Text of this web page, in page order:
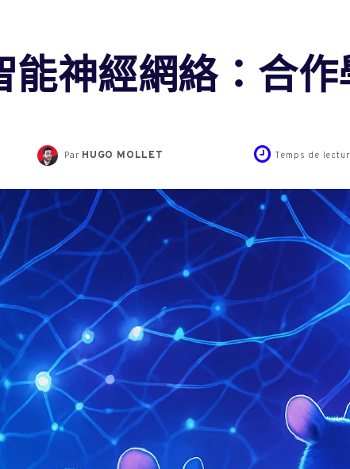
能神經網絡：合
Par HUGO MOLLET Temps de